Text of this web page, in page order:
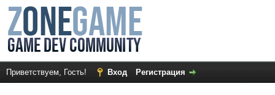
Приветствуем, Гость! Вход Регистрация